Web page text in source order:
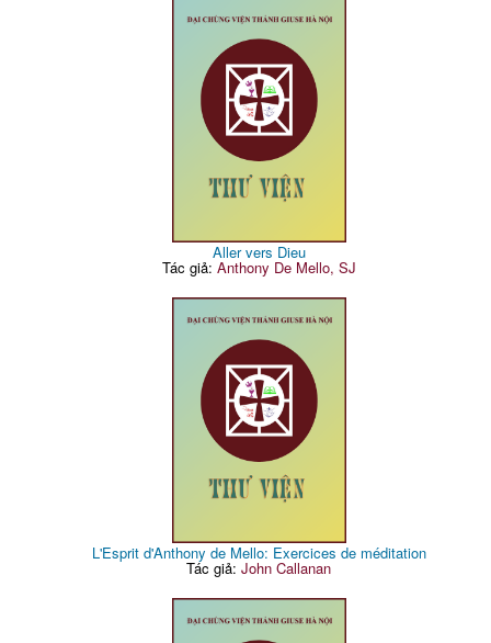
Aller vers Dieu
Tác giả: Anthony De Mello, SJ
L'Esprit d'Anthony de Mello: Exercices de méditation
Tác giả:John Callanan